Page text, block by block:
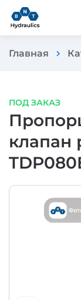
Главная chevron_right
ПОД ЗАКАЗ
клапан